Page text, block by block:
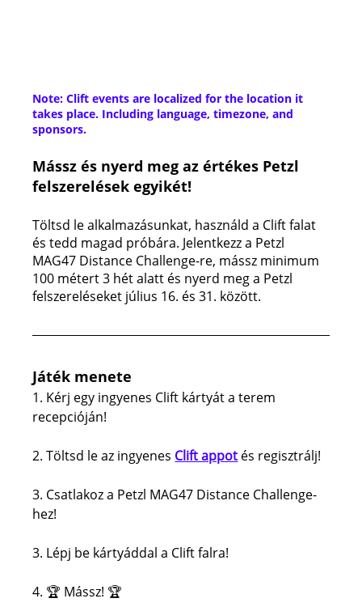
Note: Clift events are localized for the location it
takes place. Including language, timezone, and
sponsors.
Mássz és nyerd meg az értékes Petzl
felszerelések egyikét!
Töltsd le alkalmazásunkat, használd a Clift falat
és tedd magad próbára. Jelentkezz a Petzl
MAG47 Distance Challenge-re, mássz minimum
100 métert 3 hét alatt és nyerd meg a Petzl
felszereléseket július 16. és 31. között.
Játék menete
1. Kérj egy ingyenes Clift kártyát a terem
recepcióján!
2. Töltsd le az ingyenes Clift appot és regisztrálj!
3. Csatlakoz a Petzl MAG47 Distance Challenge-
hez!
3. Lépj be kártyáddal a Clift falra!
4. 🏆 Mássz! 🏆